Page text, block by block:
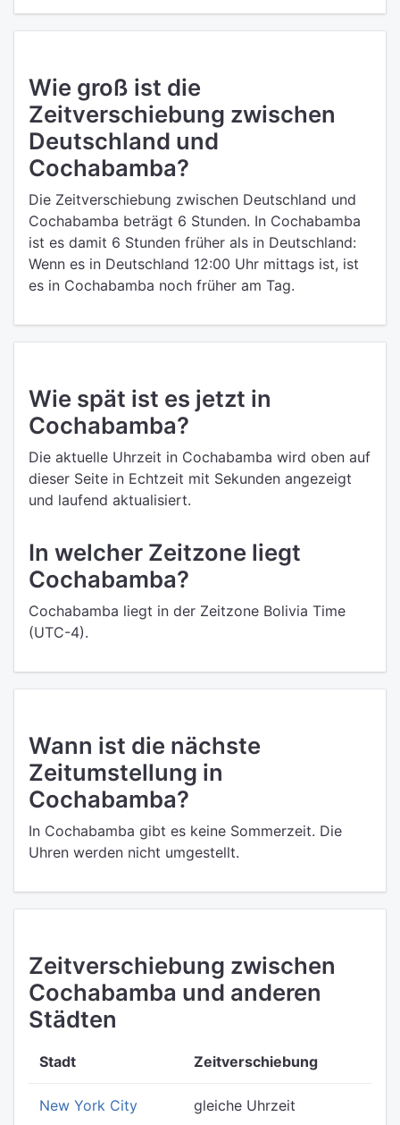
Wie groß ist die
Zeitverschiebung zwischen
Deutschland und
Cochabamba?
Die Zeitverschiebung zwischen Deutschland und
Cochabamba beträgt 6 Stunden. In Cochabamba
ist es damit 6 Stunden früher als in Deutschland:
Wenn es in Deutschland 12:00 Uhr mittags ist, ist
es in Cochabamba noch früher am Tag.
Wie spät ist es jetzt in
Cochabamba?
Die aktuelle Uhrzeit in Cochabamba wird oben auf
dieser Seite in Echtzeit mit Sekunden angezeigt
und laufend aktualisiert.
In welcher Zeitzone liegt
Cochabamba?
Cochabamba liegt in der Zeitzone Bolivia Time
(UTC-4).
Wann ist die nächste
Zeitumstellung in
Cochabamba?
In Cochabamba gibt es keine Sommerzeit. Die
Uhren werden nicht umgestellt.
Zeitverschiebung zwischen
Cochabamba und anderen
Städten
Stadt Zeitverschiebung
New York City gleiche Uhrzeit